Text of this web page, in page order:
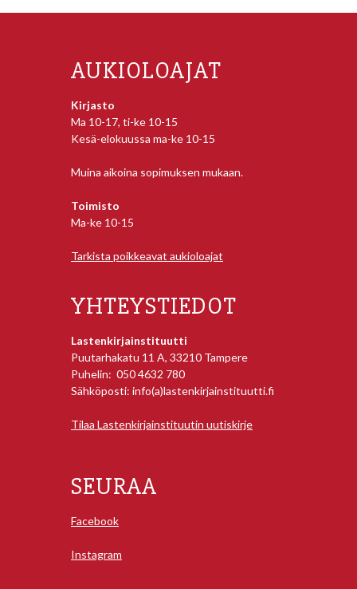
AUKIOLOAJAT
Kirjasto
Ma 10-17, ti-ke 10-15
Kesä-elokuussa ma-ke 10-15
Muina aikoina sopimuksen mukaan.
Toimisto
Ma-ke 10-15
Tarkista poikkeavat aukioloajat
YHTEYSTIEDOT
Lastenkirjainstituutti
Puutarhakatu 11 A, 33210 Tampere
Puhelin: 050 4632 780
Sähköposti: info(a)lastenkirjainstituutti.fi
Tilaa Lastenkirjainstituutin uutiskirje
SEURAA
Facebook
Instagram